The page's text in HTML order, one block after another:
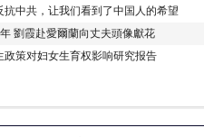
抗中共，让我们看到了中国人的希望
劉霞赴愛爾蘭向丈夫頭像獻花
政策对妇女生育权影响研究报告